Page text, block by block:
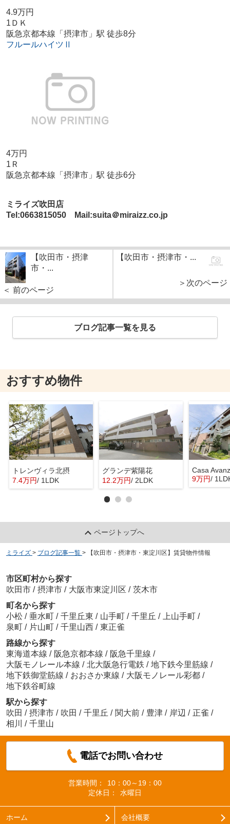
4.9万円
1ＤＫ
阪急京都本線「摂津市」駅 徒歩8分
フルールハイツⅡ
4万円
1Ｒ
阪急京都本線「摂津市」駅 徒歩6分
ミライズ吹田店
Tel:0663815050 Mail:suita＠miraizz.co.jp
【吹田市・摂津
市・...
＜ 前のページ
【吹田市・摂津市・...
＞次のページ
ブログ記事一覧を見る
おすすめ物件
トレンヴィラ北摂
7.4万円/ 1LDK
グランデ紫陽花
12.2万円/ 2LDK
Casa
9万円/
ページトップへ
ミライズ > ブログ記事一覧 > 【吹田市・摂津市・東淀川区】賃貸物件情報
市区町村から探す
吹田市 / 摂津市 / 大阪市東淀川区 / 茨木市
町名から探す
小松 / 垂水町 / 千里丘東 / 山手町 / 千里丘 / 上山手町 /
泉町 / 片山町 / 千里山西 / 東正雀
路線から探す
東海道本線 / 阪急京都本線 / 阪急千里線 /
大阪モノレール本線 / 北大阪急行電鉄 / 地下鉄今里筋線 /
地下鉄御堂筋線 / おおさか東線 / 大阪モノレール彩都 /
地下鉄谷町線
駅から探す
吹田 / 摂津市 / 吹田 / 千里丘 / 関大前 / 豊津 / 岸辺 / 正雀 /
相川
/ 千里山
電話でお問い合わせ
営業時間：
10：00～19：00
定休日：
水曜日
ホーム 会社概要